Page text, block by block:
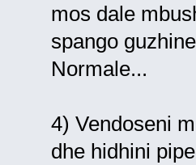
mos dale
spango
Normale...
4) Vendoseni
dhe hidhini